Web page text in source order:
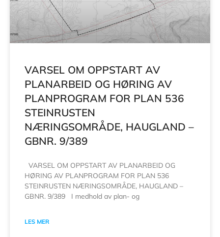
VARSEL OM OPPSTART AV
PLANARBEID OG HØRING AV
PLANPROGRAM FOR PLAN 536
STEINRUSTEN
NÆRINGSOMRÅDE, HAUGLAND –
GBNR. 9/389
VARSEL OM OPPSTART AV PLANARBEID OG
HØRING AV PLANPROGRAM FOR PLAN 536
STEINRUSTEN NÆRINGSOMRÅDE, HAUGLAND –
GBNR. 9/389 I medhold av plan- og
LES MER